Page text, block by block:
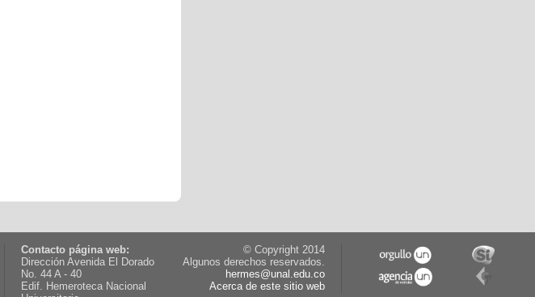
Contacto página web:
Dirección Avenida El Dorado
No. 44 A - 40
Edif. Hemeroteca Nacional
© Copyright 2014
Algunos derechos reservados.
hermes@unal.edu.co
Acerca de este sitio web